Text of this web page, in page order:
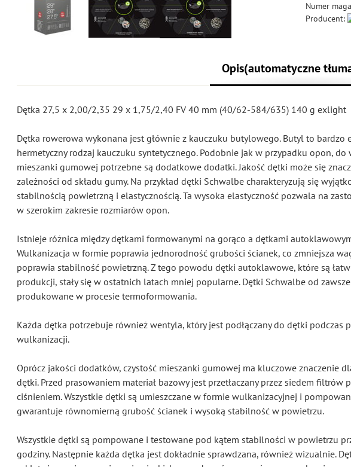
Numer
Producent:
Opis(automatyczne
Dętka 27,5 x 2,00/2,35 29 x 1,75/2,40 FV 40 mm (40/62-584/635) 140 g exlight
Dętka rowerowa wykonana jest głównie z kauczuku butylowego. Butyl to bardzo
hermetyczny rodzaj kauczuku syntetycznego. Podobnie jak w przypadku opon, do
mieszanki gumowej potrzebne są dodatkowe dodatki. Jakość dętki może się
zależności od składu gumy. Na przykład dętki Schwalbe charakteryzują się
stabilnością powietrzną i elastycznością. Ta wysoka elastyczność pozwala na
w szerokim zakresie rozmiarów opon.
Istnieje różnica między dętkami formowanymi na gorąco a dętkami
Wulkanizacja w formie poprawia jednorodność grubości ścianek, co zmniejsza
poprawia stabilność powietrzną. Z tego powodu dętki autoklawowe, które są
produkcji, stały się w ostatnich latach mniej popularne. Dętki Schwalbe od zawsze
produkowane w procesie termoformowania.
Każda dętka potrzebuje również wentyla, który jest podłączany do dętki podczas
wulkanizacji.
Oprócz jakości dodatków, czystość mieszanki gumowej ma kluczowe znaczenie
dętki. Przed prasowaniem materiał bazowy jest przetłaczany przez siedem filtrów
ciśnieniem. Wszystkie dętki są umieszczane w formie wulkanizacyjnej i
gwarantuje równomierną grubość ścianek i wysoką stabilność w powietrzu.
Wszystkie dętki są pompowane i testowane pod kątem stabilności w powietrzu
godziny. Następnie każda dętka jest dokładnie sprawdzana, również wizualnie.